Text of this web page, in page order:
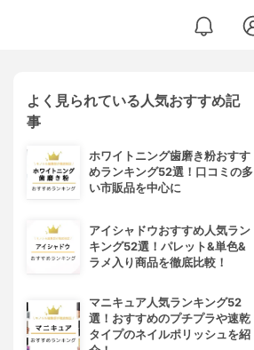
よく見られている人気おすすめ記
事
ホワイトニング歯磨き粉おすす
めランキング52選！口コミの多
い市販品を中心に
アイシャドウおすすめ人気ラン
キング52選！パレット&単色&
ラメ入り商品を徹底比較！
マニキュア人気ランキング52
選！おすすめのプチプラや速乾
タイプのネイルポリッシュを紹